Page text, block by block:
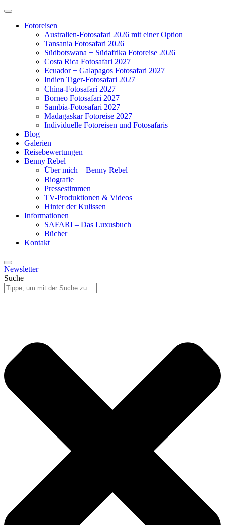
Zum
springenFotoreisen
Australien-Fotosafari 2026 mit einer Option
Tansania Fotosafari 2026
Südbotswana + Südafrika Fotoreise 2026
Costa Rica Fotosafari 2027
Ecuador + Galapagos Fotosafari 2027
Indien Tiger-Fotosafari 2027
China-Fotosafari 2027
Borneo Fotosafari 2027
Sambia-Fotosafari 2027
Madagaskar Fotoreise 2027
Individuelle Fotoreisen und Fotosafaris
Blog
Galerien
Reisebewertungen
Benny Rebel
Über mich – Benny Rebel
Biografie
Pressestimmen
TV-Produktionen & Videos
Hinter der Kulissen
Informationen
SAFARI – Das Luxusbuch
Bücher
Kontakt
Newsletter
Suche